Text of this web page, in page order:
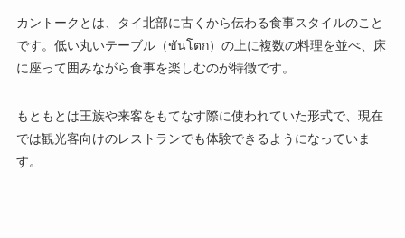
カントークとは、タイ北部に古くから伝わる食事スタイルのこと
です。低い丸いテーブル（ขันโตก）の上に複数の料理を並べ、床
に座って囲みながら食事を楽しむのが特徴です。
もともとは王族や来客をもてなす際に使われていた形式で、現在
では観光客向けのレストランでも体験できるようになっていま
す。